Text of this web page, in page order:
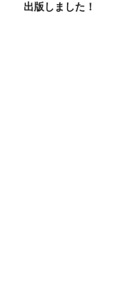
出版しました！